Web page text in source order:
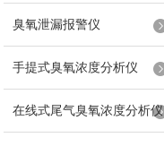
臭氧泄漏报警仪
手提式臭氧浓度分析仪
在线式尾气臭氧浓度分析仪